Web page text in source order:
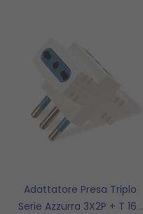
Adattatore Presa Triplo
Serie Azzurra 3X2P + T 16A